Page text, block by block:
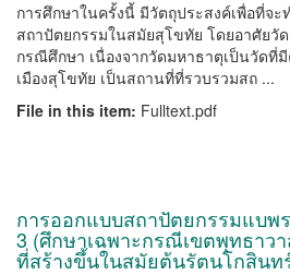
การศึกษาในครั้งนี้ มีวัตถุประสงค์เพื่อที่จ
สถาปัตยกรรมในสมัยสุโขทัย โดยอาศัยวั
กรณีศึกษา เนื่องจากวัดมหาธาตุเป็นวัด
เมืองสุโขทัย เป็นสถานที่ที่รวบรวมสถ ...
File in this item: Fulltext.pdf
การออกแบบสถาปัตยกรรมแบพ
3 (ศึกษาเฉพาะกรณีเขตพุทธาว
ที่สร้างขึ้นในสมัยต้นรัตนโกสินท